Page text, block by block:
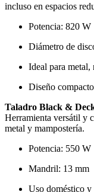
incluso en espacios
Potencia: 820 W
Diámetro de
Ideal para metal,
Diseño
Taladro Black &
Herramienta versátil y
metal y mampostería.
Potencia: 550 W
Mandril: 13 mm
Uso doméstico